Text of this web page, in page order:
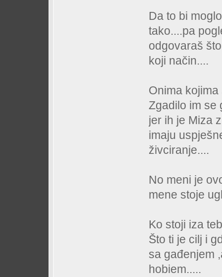
Da to bi
tako....pa
odgovaraš
koji način....
Onima
Zgadilo im se
jer ih je Miza
imaju
živciranje....
No meni je
mene stoje
Ko stoji iza
Što ti je cilj i
sa gađenjem
hobiem.....